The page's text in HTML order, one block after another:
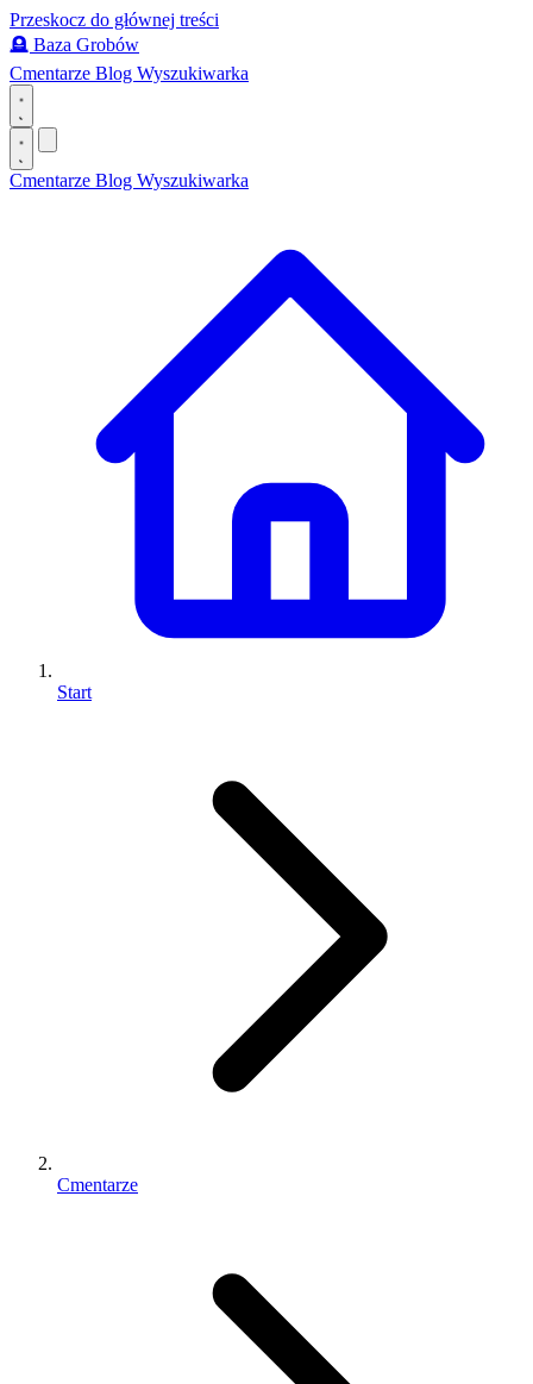
Przeskocz do głównej treści
🪦 Baza Grobów
Cmentarze Blog Wyszukiwarka
Cmentarze Blog Wyszukiwarka
Start
Cmentarze